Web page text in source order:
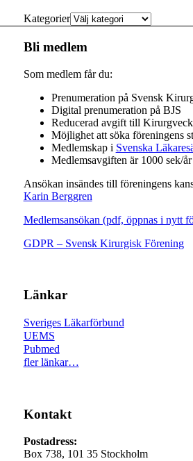
Kategorier
Bli medlem
Som medlem får du:
Prenumeration på Svensk
Digital prenumeration på BJS
Reducerad avgift till
Möjlighet att söka föreningens
Medlemskap i Svenska
Medlemsavgiften är 1000 sek/år
Ansökan insändes till föreningens
Karin Berggren
Medlemsansökan (pdf, öppnas i nytt
GDPR – Svensk Kirurgisk Förening
Länkar
Sveriges Läkarförbund
UEMS
Pubmed
fler länkar…
Kontakt
Postadress:
Box 738, 101 35 Stockholm